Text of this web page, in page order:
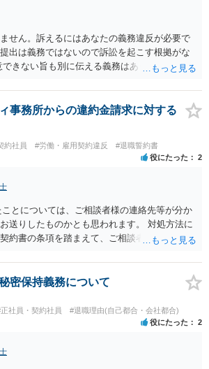
してもらい、仮に労働審判に持ち込んだ場合
過去のパフォーマンスがかなり悪いので４か
フォーマンスに目立った落ち度はないので４
去のパフォーマンスはそれなりに落ち度があ
②ならしっかり交渉、③なら微妙な判断、と
と評価されるように思います。
せん。訴えるにはあなたの義務違反が必要で
出は義務ではないので訴訟を起こす根拠がな
きない旨も別に伝える義務はありません（伝
と思います。 電話に出ると話の流れで上手く
ていかれるかもしれないので電話も出ないこ
事務所からの違約金請求に対する
約社員 #労働・雇用契約違反 #退職誓約書
役にたった 2
とについては、ご相談者様の連絡先等が分か
送りしたものかとも思われます。 対処方法に
約書の条項を踏まえて、ご相談者様個人で交
難儀する可能性があるかと考えられます。 解
ころですが、例えば、民事調停で話合いを行
密保持義務について
社員・契約社員 #退職理由(自己都合・会社都合)
役にたった 2